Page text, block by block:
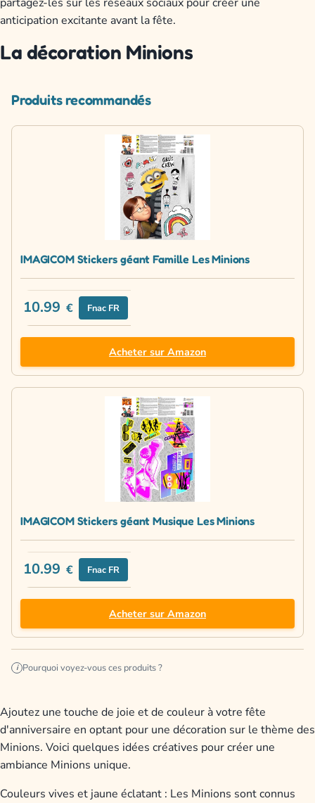
anticipation excitante avant la fête.
La décoration Minions
Produits recommandés
IMAGICOM Stickers géant Famille Les Minions
10.99 € Fnac FR
Acheter sur Amazon
IMAGICOM Stickers géant Musique Les Minions
10.99 € Fnac FR
Acheter sur Amazon
i Pourquoi voyez-vous ces produits ?
Ajoutez une touche de joie et de couleur à votre fête
d'anniversaire en optant pour une décoration sur le thème des
Minions. Voici quelques idées créatives pour créer une
ambiance Minions unique.
Couleurs vives et jaune éclatant : Les Minions sont connus